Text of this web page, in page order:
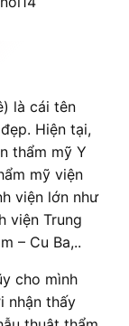
là cái tên
Hiện tại,
thẩm mỹ Y
mỹ viện
viện lớn như
viện Trung
– Cu Ba,..
cho mình
nhận thấy